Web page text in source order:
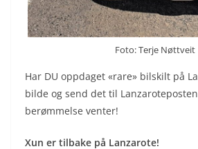
Foto: Terje Nøttveit
Har DU oppdaget «rare» bilskilt på
bilde og send det til
berømmelse venter!
Xun er tilbake på Lanzarote!